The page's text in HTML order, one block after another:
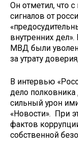
Он отметил, что с
сигналов от
внутренних
МВД были
за утрату
В интервью
дело
сильный урон
«Новости». При
фактов
собственной